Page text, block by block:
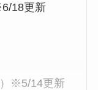
18更新
※5/14更新